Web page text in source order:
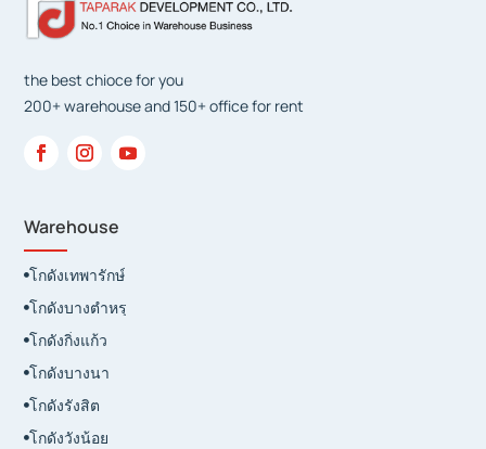
the best chioce for you
200+ warehouse and 150+ office for rent
Warehouse
โกดังเทพารักษ์
โกดังบางตำหรุ
โกดังกิ่งแก้ว
โกดังบางนา
โกดังรังสิต
โกดังวังน้อย